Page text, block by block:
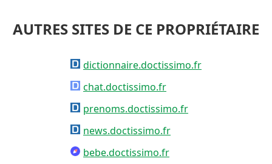
AUTRES SITES DE CE PROPRIÉTAIRE
dictionnaire.doctissimo.fr
chat.doctissimo.fr
prenoms.doctissimo.fr
news.doctissimo.fr
bebe.doctissimo.fr